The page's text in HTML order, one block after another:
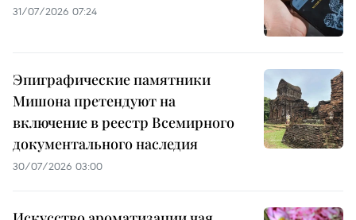
31/07/2026 07:24
Эпиграфические памятники
Мишона претендуют на
включение в реестр Всемирного
документального наследия
30/07/2026 03:00